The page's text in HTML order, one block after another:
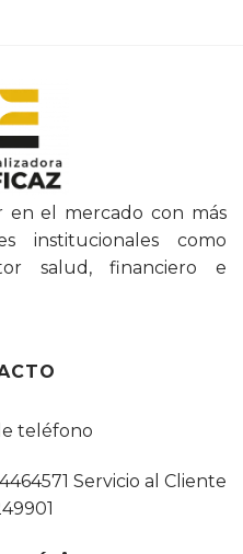
en el mercado con más
institucionales como
salud, financiero e
teléfono
Servicio al Cliente